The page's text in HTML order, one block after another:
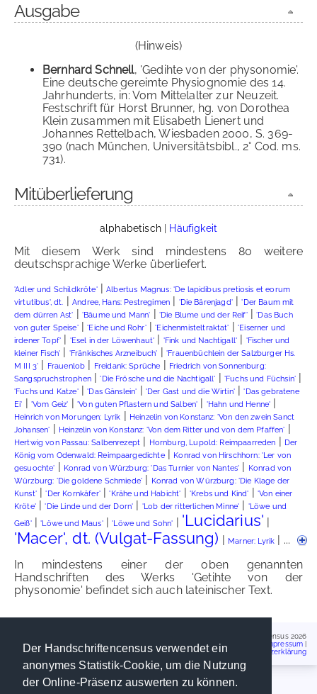
Der Handschriftencensus verwendet ein
anonymes Statistik-Cookie, um die Nutzung
der Online-Präsenz auswerten zu können.
Ausgabe
(Hinweis)
Bernhard Schnell, 'Gedihte von der physonomie'.
Eine deutsche gereimte Physiognomie des 14.
Jahrhunderts, in: Vom Mittelalter zur Neuzeit.
Festschrift für Horst Brunner, hg. von Dorothea
Klein zusammen mit Elisabeth Lienert und
Johannes Rettelbach, Wiesbaden 2000, S. 369-
390 (nach München, Universitätsbibl., 2° Cod. ms.
731).
Mitüberlieferung
alphabetisch| Häufigkeit
Mit diesem Werk sind mindestens 80 weitere
deutschsprachige Werke überliefert.
'Adler und Schildkröte'|Albertus Magnus: 'De lapidibus pretiosis et eorum
virtutibus', dt. |Andree, Hans: Pestregimen | 'Die Bärenjagd'|'Der Baum mit
dem dürren Ast' | 'Bäume und Mann' | 'Die Blume und der Reif'|'Das Buch
von guter Speise'|'Eiche und Rohr'|'Eichenmisteltraktat' |'Eiserner und
irdener Topf' | 'Esel in der Löwenhaut' | 'Fink und Nachtigall' | 'Fischer und
kleiner Fisch' | 'Fränkisches Arzneibuch' |'Frauenbüchlein der Salzburger Hs.
M III 3' | Frauenlob | Freidank: Sprüche | Friedrich von Sonnenburg:
Sangspruchstrophen|'Die Frösche und die Nachtigall' | 'Fuchs und Füchsin' |
'Fuchs und Katze'|'Das Gänslein' | 'Der Gast und die Wirtin'|'Das gebratene
Ei' | 'Vom Geiz' |'Von guten Pflastern und Salben' | 'Hahn und Henne' |
Heinrich von Morungen: Lyrik | Heinzelin von Konstanz: 'Von den zwein Sanct
Johansen' | Heinzelin von Konstanz: 'Von dem Ritter und von dem Pfaffen' |
Hertwig von Passau: Salbenrezept | Hornburg, Lupold: Reimpaarreden | Der
König vom Odenwald: Reimpaargedichte| Konrad von Hirschhorn: 'Ler von
gesuochte' | Konrad von Würzburg: 'Das Turnier von Nantes' | Konrad von
Würzburg: 'Die goldene Schmiede' | Konrad von Würzburg: 'Die Klage der
Kunst'|'Der Kornkäfer'|'Krähe und Habicht' | 'Krebs und Kind' | 'Von einer
Kröte'|'Die Linde und der Dorn' | 'Lob der ritterlichen Minne' | 'Löwe und
Geiß'|'Löwe und Maus'|'Löwe und Sohn' | 'Lucidarius' |
'Macer', dt. (Vulgat-Fassung) | Marner: Lyrik | ...
In mindestens einer der oben genannten
Handschriften des Werks 'Getihte von der
physonomie' befindet sich auch lateinischer Text.
Handschriftencensus 2026
Impressum
Datenschutzerklärung